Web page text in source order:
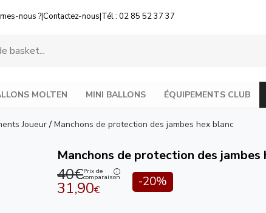
nous ?|Contactez-nous|Tél : 02 85 52 37 37
MOLTEN MINI BALLONS ÉQUIPEMENTS CLUB
Joueur / Manchons de protection des jambes hex blanc
Manchons de protection des jambes
40€Prix de
comparaison
31,90€ -20%